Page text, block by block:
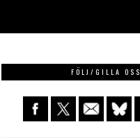
FÖLJ/GILLA OSS